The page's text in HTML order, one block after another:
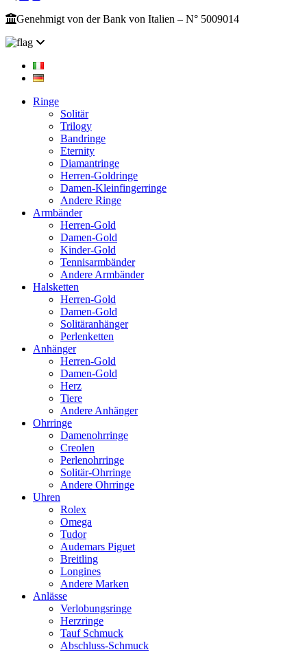
Genehmigt von der Bank von Italien – N° 5009014
Ringe
Solitär
Trilogy
Bandringe
Eternity
Diamantringe
Herren-Goldringe
Damen-Kleinfingerringe
Andere Ringe
Armbänder
Herren-Gold
Damen-Gold
Kinder-Gold
Tennisarmbänder
Andere Armbänder
Halsketten
Herren-Gold
Damen-Gold
Solitäranhänger
Perlenketten
Anhänger
Herren-Gold
Damen-Gold
Herz
Tiere
Andere Anhänger
Ohrringe
Damenohrringe
Creolen
Perlenohrringe
Solitär-Ohrringe
Andere Ohrringe
Uhren
Rolex
Omega
Tudor
Audemars Piguet
Breitling
Longines
Andere Marken
Anlässe
Verlobungsringe
Herzringe
Tauf Schmuck
Abschluss-Schmuck